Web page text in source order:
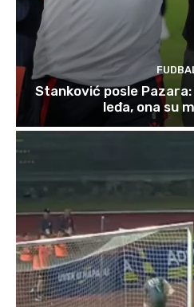
Stanković posle
leđa, ona su